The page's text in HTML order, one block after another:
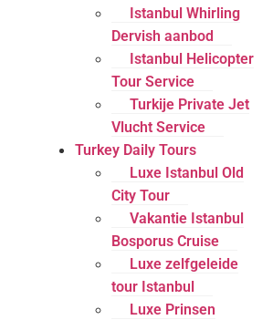
Istanbul Whirling
Dervish aanbod
Istanbul Helicopter
Tour Service
Turkije Private Jet
Vlucht Service
Turkey Daily Tours
Luxe Istanbul Old
City Tour
Vakantie Istanbul
Bosporus Cruise
Luxe zelfgeleide
tour Istanbul
Luxe Prinsen